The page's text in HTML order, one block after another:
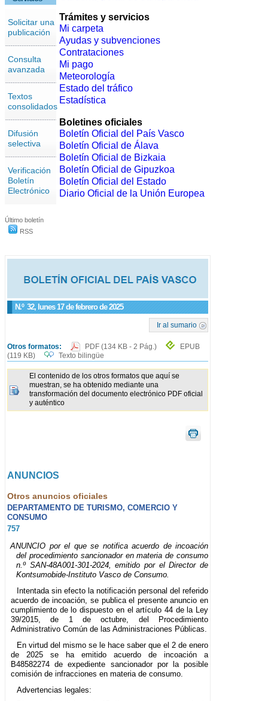
Solicitar una
publicación
Consulta
avanzada
Textos
consolidados
Difusión
selectiva
Verificación
Boletín
Electrónico
Último boletín
RSS
N.º 32, lunes 17 de febrero de 2025
Ir al sumario
Otros formatos: PDF (134 KB - 2 Pág.)
EPUB
(119 KB)
Texto bilingüe
El contenido de los otros formatos que aquí se
muestran, se ha obtenido mediante una
transformación del documento electrónico PDF oficial
y auténtico
ANUNCIOS
Otros anuncios oficiales
DEPARTAMENTO DE TURISMO, COMERCIO Y
CONSUMO
757
ANUNCIO por el que se notifica acuerdo de incoación
del procedimiento sancionador en materia de consumo
n.º SAN-48A001-301-2024, emitido por el Director de
Kontsumobide-Instituto Vasco de Consumo.
Intentada sin efecto la notificación personal del referido
acuerdo de incoación, se publica el presente anuncio en
cumplimiento de lo dispuesto en el artículo 44 de la Ley
39/2015, de 1 de octubre, del Procedimiento
Administrativo Común de las Administraciones Públicas.
En virtud del mismo se le hace saber que el 2 de enero
de 2025 se ha emitido acuerdo de incoación a
B48582274 de expediente sancionador por la posible
comisión de infracciones en materia de consumo.
Advertencias legales:
Trámites y servicios
Mi carpeta
Ayudas y subvenciones
Contrataciones
Mi pago
Meteorología
Estado del tráfico
Estadística
Boletines oficiales
Boletín Oficial del País Vasco
Boletín Oficial de Álava
Boletín Oficial de Bizkaia
Boletín Oficial de Gipuzkoa
Boletín Oficial del Estado
Diario Oficial de la Unión Europea